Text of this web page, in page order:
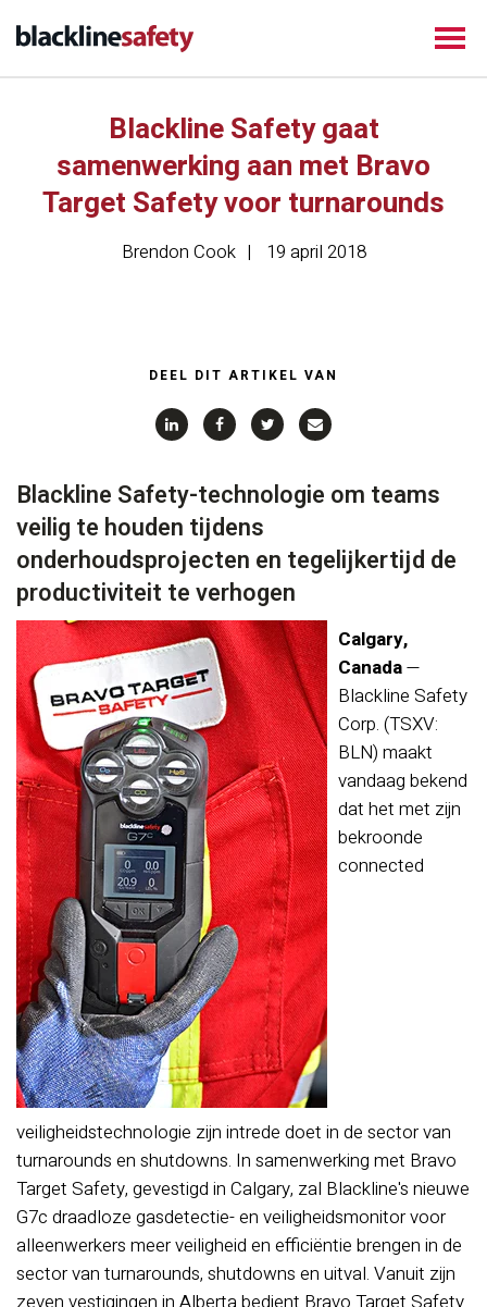
Blackline Safety gaat
samenwerking aan met Bravo
Target Safety voor turnarounds
Brendon Cook 19 april 2018
DEEL DIT ARTIKEL VAN
Blackline Safety-technologie om teams
veilig te houden tijdens
onderhoudsprojecten en tegelijkertijd de
productiviteit te verhogen
Calgary,
Canada—
Blackline Safety
Corp. (TSXV:
BLN) maakt
vandaag bekend
dat het met zijn
bekroonde
connected
veiligheidstechnologie zijn intrede doet in de sector van
turnarounds en shutdowns. In samenwerking met Bravo
Target Safety, gevestigd in Calgary, zal Blackline's nieuwe
G7c draadloze gasdetectie- en veiligheidsmonitor voor
alleenwerkers meer veiligheid en efficiëntie brengen in de
sector van turnarounds, shutdowns en uitval. Vanuit zijn